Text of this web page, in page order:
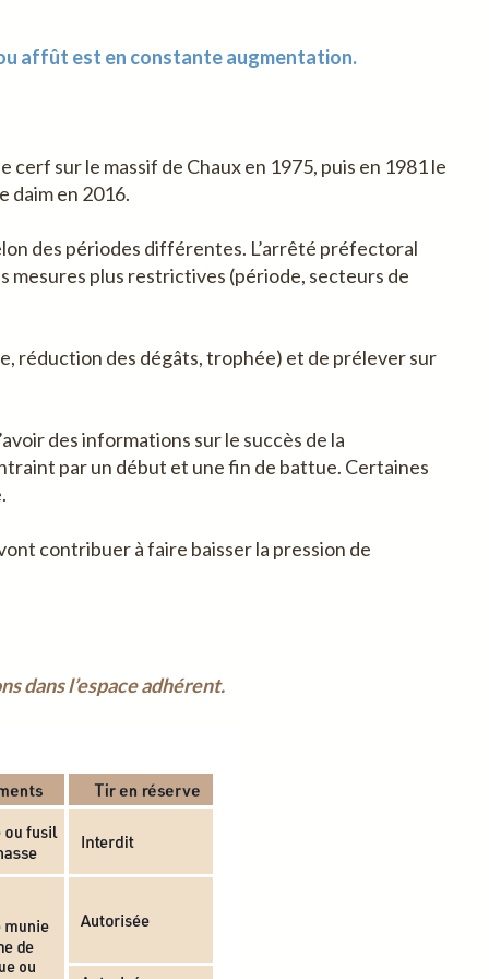
affût est en constante augmentation.
sur le massif de Chaux en 1975, puis en 1981 le
daim en 2016.
des périodes différentes. L’arrêté préfectoral
mesures plus restrictives (période, secteurs de
réduction des dégâts, trophée) et de prélever sur
des informations sur le succès de la
par un début et une fin de battue. Certaines
contribuer à faire baisser la pression de
dans l’espace adhérent.